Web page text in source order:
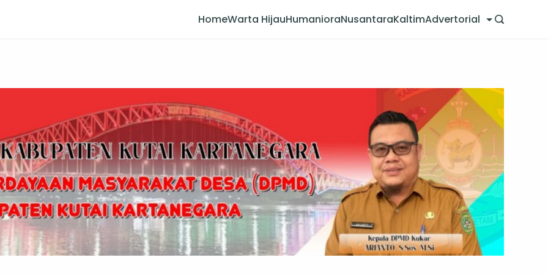
HomeWarta HijauHumanioraNusantaraKaltimAdvertorial